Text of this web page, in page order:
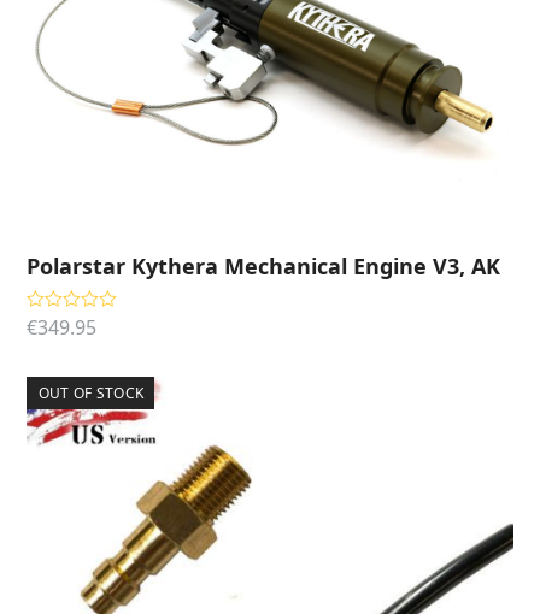
Polarstar Kythera Mechanical Engine V3, AK
Gewaardeerd
5.00 uit 5
€349.95
OUT OF STOCK